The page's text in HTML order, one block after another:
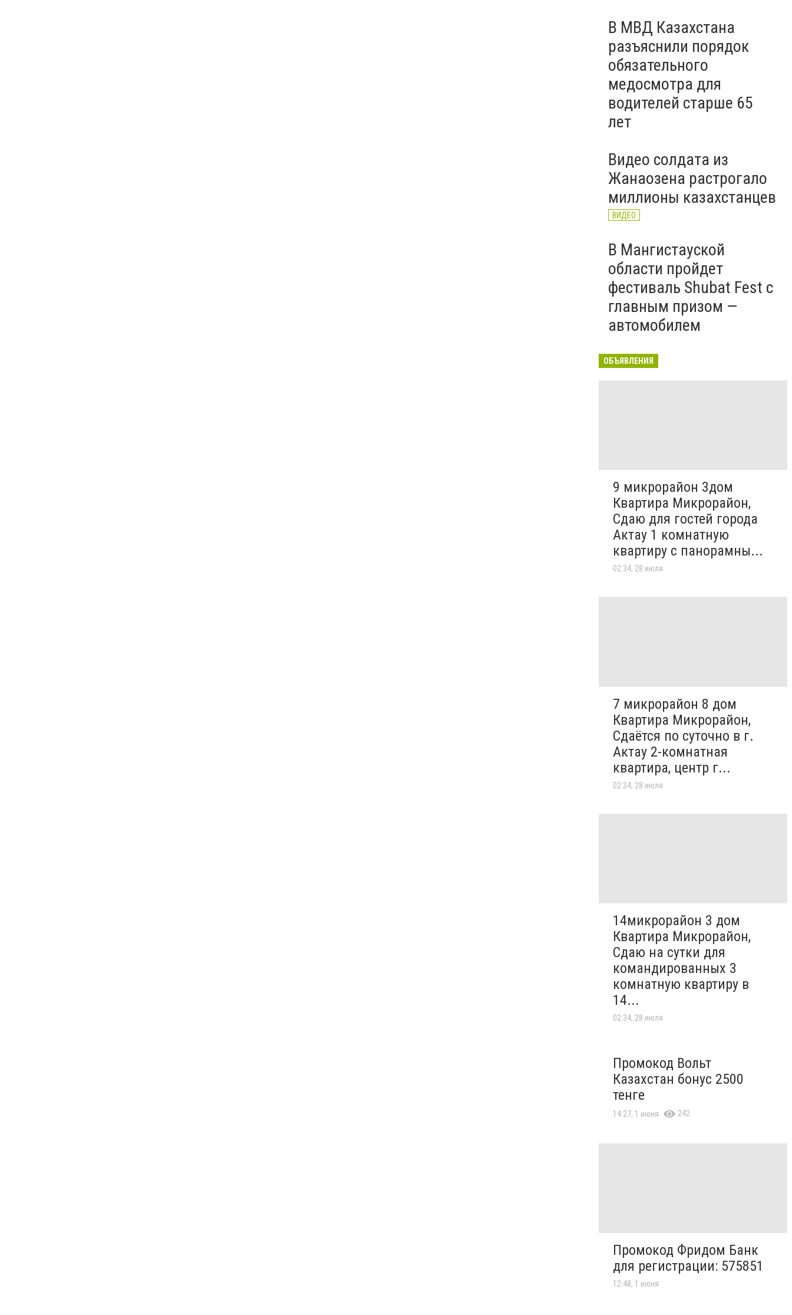
В МВД Казахстана
разъяснили порядок
обязательного
медосмотра для
водителей старше 65
лет
Видео солдата из
Жанаозена растрогало
миллионы казахстанцев
ВИДЕО
В Мангистауской
области пройдет
фестиваль Shubat Fest с
главным призом —
автомобилем
ОБЪЯВЛЕНИЯ
9 микрорайон 3дом
Квартира Микрорайон,
Сдаю для гостей города
Актау 1 комнатную
квартиру с панорамны...
02:34, 28 июля
7 микрорайон 8 дом
Квартира Микрорайон,
Сдаётся по суточно в г.
Актау 2-комнатная
квартира, центр г...
02:34, 28 июля
14микрорайон 3 дом
Квартира Микрорайон,
Сдаю на сутки для
командированных 3
комнатную квартиру в
14...
02:34, 28 июля
Промокод Вольт
Казахстан бонус 2500
тенге
14:27, 1 июня 242
Промокод Фридом Банк
для регистрации: 575851
12:48, 1 июня